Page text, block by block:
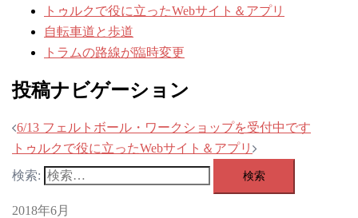
トゥルクで役に立ったWebサイト＆アプリ
自転車道と歩道
トラムの路線が臨時変更
投稿ナビゲーション
6/13 フェルトボール・ワークショップを受付中です
トゥルクで役に立ったWebサイト＆アプリ
検索:
2018年6月